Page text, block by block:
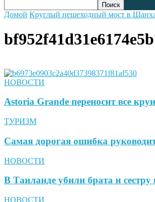
Домой Круглый пешеходный мост в
НОВОСТИ
Astoria Grande переносит все
ТУРИЗМ
Самая дорогая ошибка
НОВОСТИ
В Таиланде убили брата и сестру
НОВОСТИ